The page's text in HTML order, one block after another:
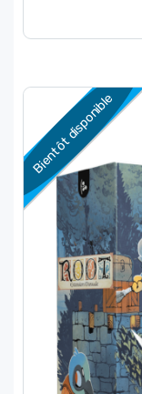
Bientôt disponible